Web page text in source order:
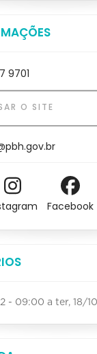
9701
O SITE
Facebook
- 09:00 a ter, 18/